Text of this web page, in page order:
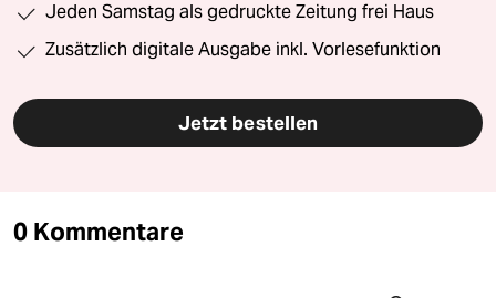
Jeden Samstag als gedruckte Zeitung frei Haus
Zusätzlich digitale Ausgabe inkl. Vorlesefunktion
Jetzt bestellen
0 Kommentare